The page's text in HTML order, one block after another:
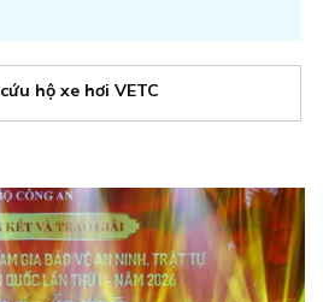
cứu hộ xe hơi VETC